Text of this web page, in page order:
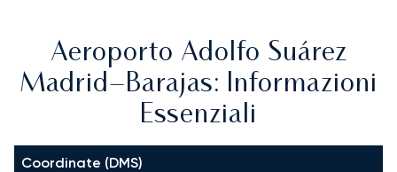
Aeroporto Adolfo Suárez
Madrid–Barajas: Informazioni
Essenziali
Coordinate (DMS)